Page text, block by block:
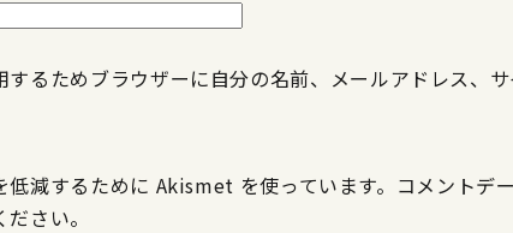
るためブラウザーに自分の名前、メールアドレス、サ
減するために Akismet を使っています。 コメントデ
ださい。